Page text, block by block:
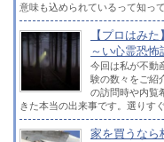
意味も込められているって知っ
【プロはみ
～い心霊恐怖
今回は私が不動
験の数々をご紹
の訪問時や内覧
きた本当の出来事です。選りす
家を買うなら